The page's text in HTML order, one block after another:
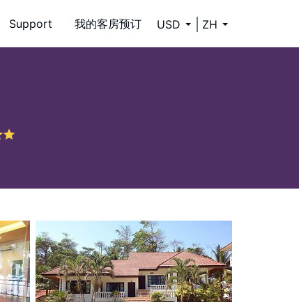
Support 我的客房预订 USD ZH